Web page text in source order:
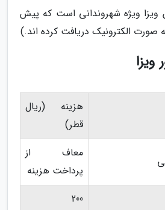
ویزا ویژه شهروندانی است که پیش
صورت الکترونیک دریافت کرده اند.)
هزینه (ریال
قطر)
معاف از
پرداخت هزینه
200